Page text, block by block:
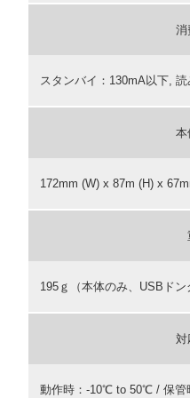
消
スタンバイ：130mA以下,
本
172mm (W) x 87m (H) x
195ｇ（本体のみ、USBドン
対
動作時：-10℃ to 50℃ / 保